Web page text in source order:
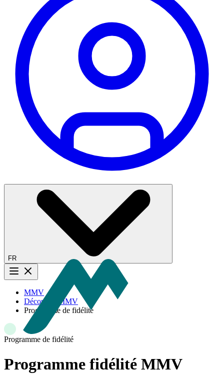
FR
Bouton menu
MMV
Découvrir MMV
Programme de fidélité
Programme de fidélité
Programme fidélité MMV